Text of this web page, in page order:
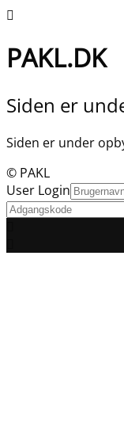
PAKL.DK
Siden er
Siden er under
© PAKL
User Login